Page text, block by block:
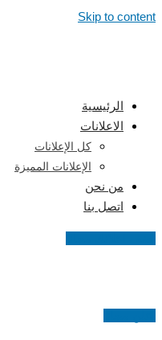
Skip to content
الرئيسية
الاعلانات
كل الإعلانات
الإعلانات المميزة
من نحن
اتصل بنا